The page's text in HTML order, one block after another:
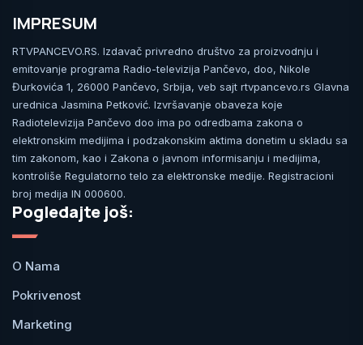
IMPRESUM
RTVPANCEVO.RS. Izdavač privredno društvo za proizvodnju i
emitovanje programa Radio-televizija Pančevo, doo, Nikole
Đurkovića 1, 26000 Pančevo, Srbija, veb sajt rtvpancevo.rs Glavna
urednica Jasmina Petković. Izvršavanje obaveza koje
Radiotelevizija Pančevo doo ima po odredbama zakona o
elektronskim medijima i podzakonskim aktima donetim u skladu sa
tim zakonom, kao i Zakona o javnom informisanju i medijima,
kontroliše Regulatorno telo za elektronske medije. Registracioni
broj medija IN 000600.
Pogledajte još:
O Nama
Pokrivenost
Marketing